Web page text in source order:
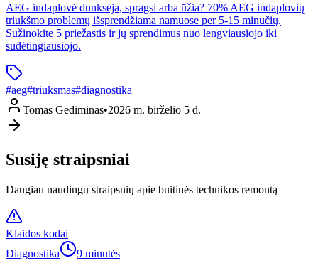
AEG indaplovė dunksėja, spragsi arba ūžia? 70% AEG indaplovių
triukšmo problemų išsprendžiama namuose per 5-15 minučių.
Sužinokite 5 priežastis ir jų sprendimus nuo lengviausiojo iki
sudėtingiausiojo.
#aeg#triuksmas#diagnostika
Tomas Gediminas•2026 m. birželio 5 d.
Susiję straipsniai
Daugiau naudingų straipsnių apie buitinės technikos remontą
Klaidos kodai
Diagnostika
9 minutės